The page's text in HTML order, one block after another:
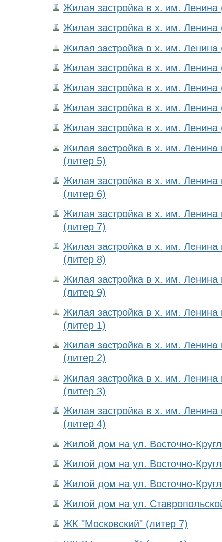
Жилая застройка в х. им. Ленина
Жилая застройка в х. им. Ленина
Жилая застройка в х. им. Ленина
Жилая застройка в х. им. Ленина
Жилая застройка в х. им. Ленина
Жилая застройка в х. им. Ленина
Жилая застройка в х. им. Ленина
Жилая застройка в х. им. Ленина
(литер 5)
Жилая застройка в х. им. Ленина
(литер 6)
Жилая застройка в х. им. Ленина
(литер 7)
Жилая застройка в х. им. Ленина
(литер 8)
Жилая застройка в х. им. Ленина
(литер 9)
Жилая застройка в х. им. Ленина
(литер 1)
Жилая застройка в х. им. Ленина
(литер 2)
Жилая застройка в х. им. Ленина
(литер 3)
Жилая застройка в х. им. Ленина
(литер 4)
Жилой дом на ул. Восточно-
Жилой дом на ул. Восточно-
Жилой дом на ул. Восточно-
Жилой дом на ул.
ЖК "Московский" (литер 7)